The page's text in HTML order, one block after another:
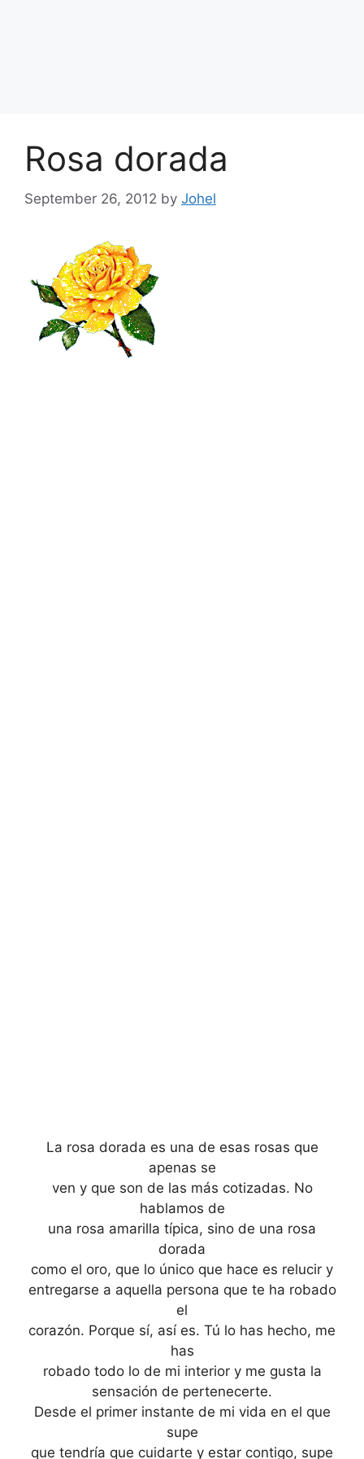
Rosa dorada
September 26, 2012 by Johel
La rosa dorada es una de esas rosas que
apenas se
ven y que son de las más cotizadas. No
hablamos de
una rosa amarilla típica, sino de una rosa
dorada
como el oro, que lo único que hace es relucir y
entregarse a aquella persona que te ha robado
el
corazón. Porque sí, así es. Tú lo has hecho, me
has
robado todo lo de mi interior y me gusta la
sensación de pertenecerte.
Desde el primer instante de mi vida en el que
supe
que tendría que cuidarte y estar contigo, supe